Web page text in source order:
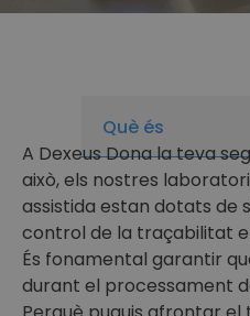
A Dexeus Dona la teva
això, els nostres
assistida estan dotats de
control de la traçabilitat
És fonamental garantir
durant el processament